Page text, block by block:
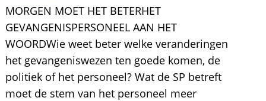
MORGEN MOET HET BETERHET
GEVANGENISPERSONEEL AAN HET
WOORDWie weet beter welke veranderingen
het gevangeniswezen ten goede komen, de
politiek of het personeel? Wat de SP betreft
moet de stem van het personeel meer